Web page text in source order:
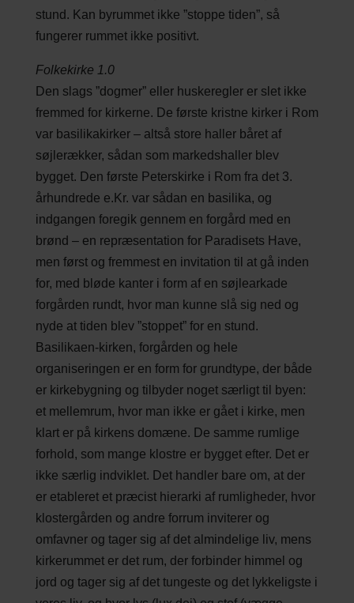
stund. Kan byrummet ikke ”stoppe tiden”, så
fungerer rummet ikke positivt.
Folkekirke 1.0
Den slags ”dogmer” eller huskeregler er slet ikke
fremmed for kirkerne. De første kristne kirker i Rom
var basilikakirker – altså store haller båret af
søjlerækker, sådan som markedshaller blev
bygget. Den første Peterskirke i Rom fra det 3.
århundrede e.Kr. var sådan en basilika, og
indgangen foregik gennem en forgård med en
brønd – en repræsentation for Paradisets Have,
men først og fremmest en invitation til at gå inden
for, med bløde kanter i form af en søjlearkade
forgården rundt, hvor man kunne slå sig ned og
nyde at tiden blev ”stoppet” for en stund.
Basilikaen-kirken, forgården og hele
organiseringen er en form for grundtype, der både
er kirkebygning og tilbyder noget særligt til byen:
et mellemrum, hvor man ikke er gået i kirke, men
klart er på kirkens domæne. De samme rumlige
forhold, som mange klostre er bygget efter. Det er
ikke særlig indviklet. Det handler bare om, at der
er etableret et præcist hierarki af rumligheder, hvor
klostergården og andre forrum inviterer og
omfavner og tager sig af det almindelige liv, mens
kirkerummet er det rum, der forbinder himmel og
jord og tager sig af det tungeste og det lykkeligste i